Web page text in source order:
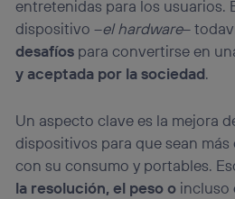
entretenidas para los usuarios.
dispositivo –el hardware–
desafíos para convertirse en
y aceptada por la sociedad.
Un aspecto clave es la mejora
dispositivos para que sean
con su consumo y portables.
la resolución, el peso o incluso